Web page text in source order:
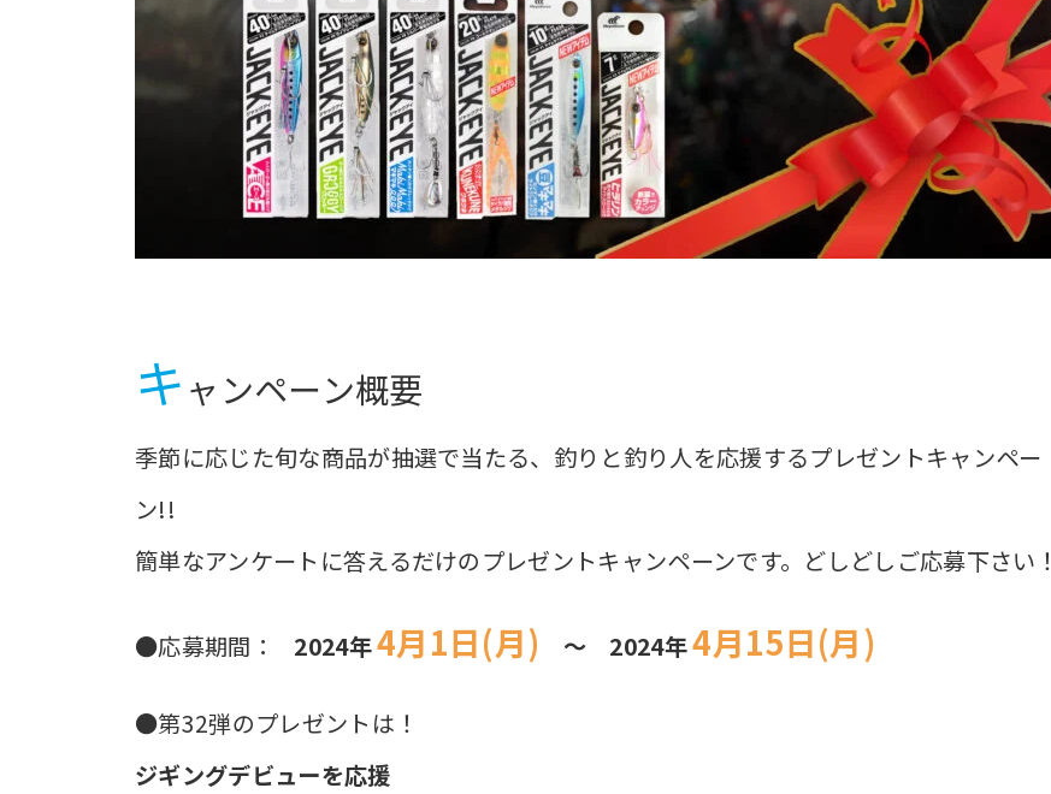
キ ャンペーン概要
季節に応じた旬な商品が抽選で当たる、釣りと釣り人を応援するプレゼントキャンペー
ン!!
簡単なアンケートに答えるだけのプレゼントキャンペーンです。どしどしご応募下さい！
●応募期間： 2024年4月1日(月) ～ 2024年4月15日(月)
●第32弾のプレゼントは！
ジギングデビューを応援